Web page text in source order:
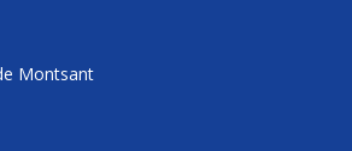
Montsant